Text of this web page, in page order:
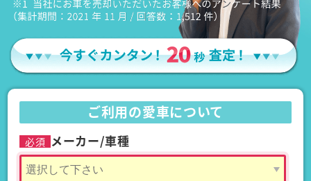
ご利用の愛車について
必須 メーカー/車種